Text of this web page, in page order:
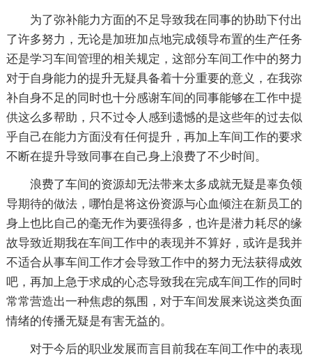
为了弥补能力方面的不足导致我在同事的协助下付出
了许多努力，无论是加班加点地完成领导布置的生产任务
还是学习车间管理的相关规定，这部分车间工作中的努力
对于自身能力的提升无疑具备着十分重要的意义，在我弥
补自身不足的同时也十分感谢车间的同事能够在工作中提
供这么多帮助，只不过令人感到遗憾的是这些年的过去似
乎自己在能力方面没有任何提升，再加上车间工作的要求
不断在提升导致同事在自己身上浪费了不少时间。
浪费了车间的资源却无法带来太多成就无疑是辜负领
导期待的做法，哪怕是将这份资源与心血倾注在新员工的
身上也比自己的毫无作为要强得多，也许是潜力耗尽的缘
故导致近期我在车间工作中的表现并不算好，或许是我并
不适合从事车间工作才会导致工作中的努力无法获得成效
吧，再加上急于求成的心态导致我在完成车间工作的同时
常常营造出一种焦虑的氛围，对于车间发展来说这类负面
情绪的传播无疑是有害无益的。
对于今后的职业发展而言目前我在车间工作中的表现